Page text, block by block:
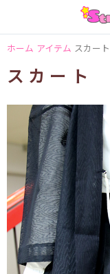
ホーム アイテム スカート
スカート